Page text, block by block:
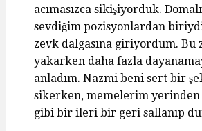
acımasızca sikişiyorduk.
sevdiğim pozisyonlardan
zevk dalgasına giriyordum. Bu
yakarken daha fazla
anladım. Nazmi beni sert bir
sikerken, memelerim yerinden
gibi bir ileri bir geri sallanıp